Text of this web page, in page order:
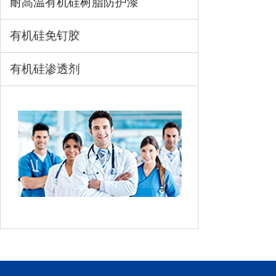
有机硅免钉胶
有机硅渗透剂